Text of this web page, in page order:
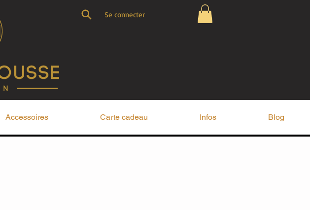
Accessoires Carte cadeau Infos Blog
Se connecter